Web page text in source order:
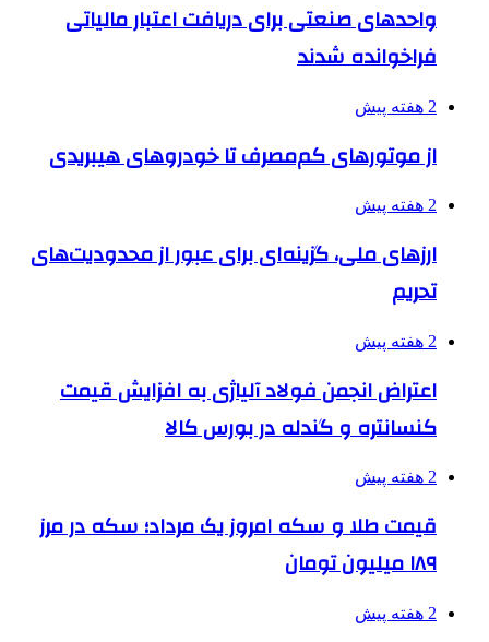
واحدهای صنعتی برای دریافت اعتبار مالیاتی
فراخوانده شدند
2 هفته پیش
از موتورهای کم‌مصرف تا خودروهای هیبریدی
2 هفته پیش
ارزهای ملی، گزینه‌ای برای عبور از محدودیت‌های
تحریم
2 هفته پیش
اعتراض انجمن فولاد آلیاژی به افزایش قیمت
کنسانتره و گندله در بورس کالا
2 هفته پیش
قیمت طلا و سکه امروز یک مرداد؛ سکه در مرز
۱۸۹ میلیون تومان
2 هفته پیش